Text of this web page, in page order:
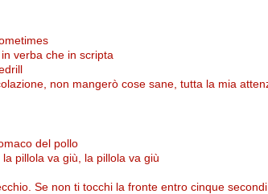
verba che in scripta
non mangerò cose sane, tutta la mia
del pollo
pillola va giù, la pillola va giù
Se non ti tocchi la fronte entro cinque